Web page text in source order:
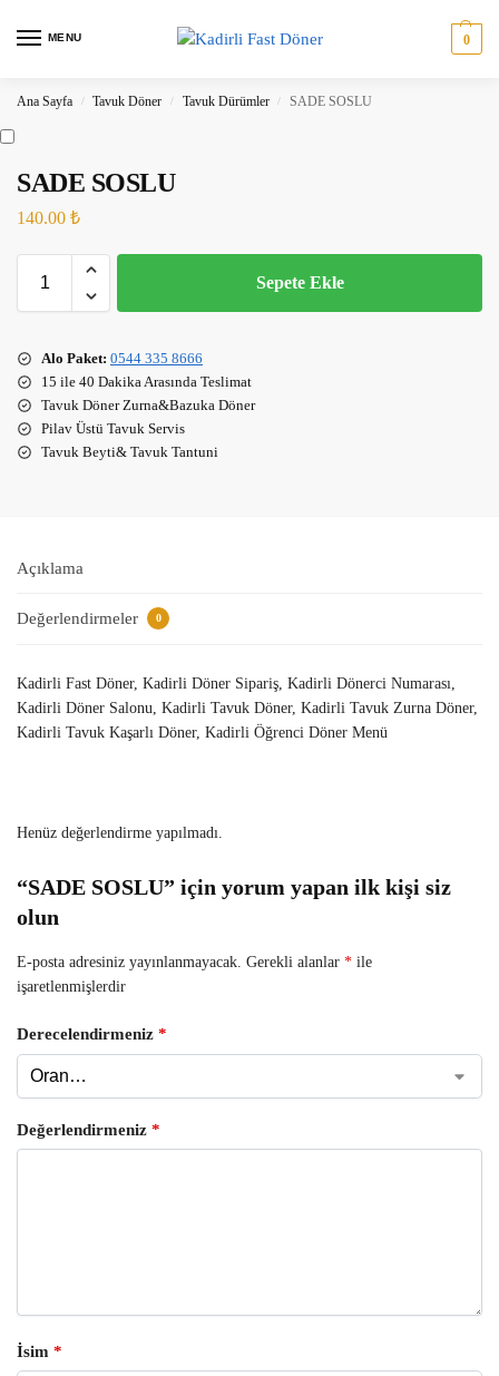
MENU 0
Ana Sayfa / Tavuk Döner / Tavuk Dürümler / SADE SOSLU
SADE SOSLU
140.00 ₺
Sepete Ekle
Alo Paket: 0544 335 8666
15 ile 40 Dakika Arasında Teslimat
Tavuk Döner Zurna&Bazuka Döner
Pilav Üstü Tavuk Servis
Tavuk Beyti& Tavuk Tantuni
Açıklama
Değerlendirmeler 0
Kadirli Fast Döner, Kadirli Döner Sipariş, Kadirli Dönerci Numarası,
Kadirli Döner Salonu, Kadirli Tavuk Döner, Kadirli Tavuk Zurna Döner,
Kadirli Tavuk Kaşarlı Döner, Kadirli Öğrenci Döner Menü
Henüz değerlendirme yapılmadı.
“SADE SOSLU” için yorum yapan ilk kişi siz
olun
E-posta adresiniz yayınlanmayacak. Gerekli alanlar * ile
işaretlenmişlerdir
Derecelendirmeniz *
Değerlendirmeniz *
İsim *